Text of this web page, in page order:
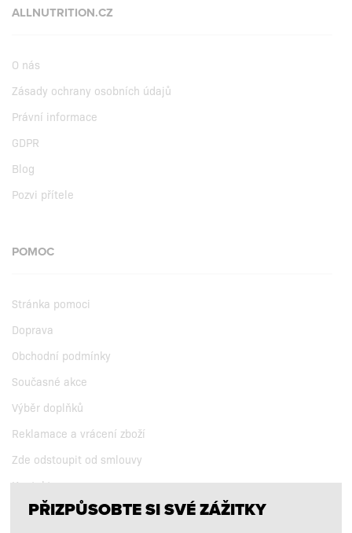
ALLNUTRITION.CZ
O nás
Zásady ochrany osobních údajů
Právní informace
GDPR
Blog
Pozvi přítele
POMOC
Stránka pomoci
Doprava
Obchodní podmínky
Současné akce
Výběr doplňků
Reklamace a vrácení zboží
Zde odstoupit od smlouvy
Kontakt
PŘIZPŮSOBTE SI SVÉ ZÁŽITKY